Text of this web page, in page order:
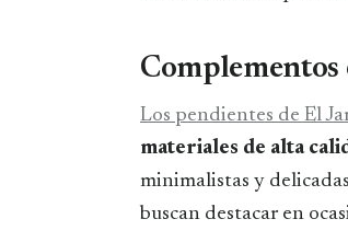
Complementos
Los pendientes de El
materiales de alta
minimalistas y
buscan destacar en